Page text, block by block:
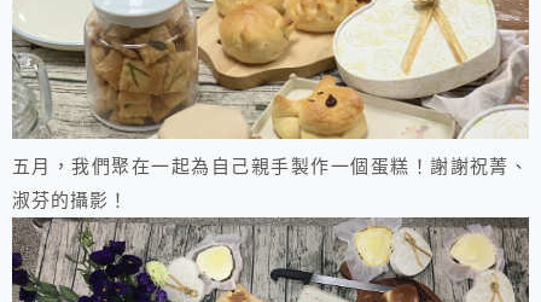
五月，我們聚在一起為自己親手製作一個蛋糕！謝謝祝菁、
淑芬的攝影！